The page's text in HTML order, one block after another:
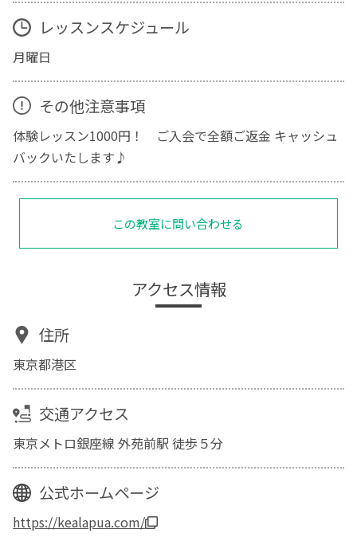
レッスンスケジュール
月曜日
その他注意事項
体験レッスン1000円！ ご入会で全額ご返金 キャッシュ
バックいたします♪
この教室に問い合わせる
アクセス情報
住所
東京都港区
交通アクセス
東京メトロ銀座線 外苑前駅 徒歩５分
公式ホームページ
https://kealapua.com/